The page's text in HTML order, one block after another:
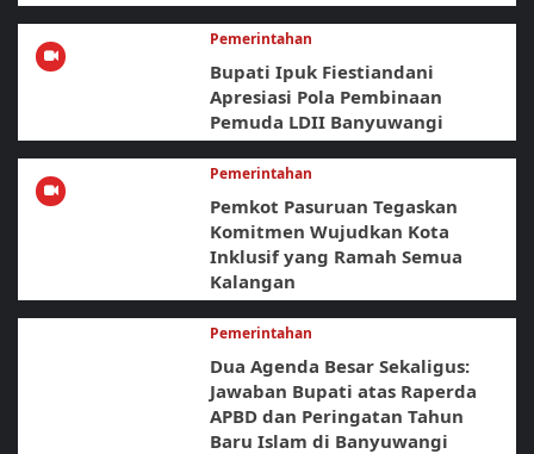
Pemerintahan
Bupati Ipuk Fiestiandani
Apresiasi Pola Pembinaan
Pemuda LDII Banyuwangi
Pemerintahan
Pemkot Pasuruan Tegaskan
Komitmen Wujudkan Kota
Inklusif yang Ramah Semua
Kalangan
Pemerintahan
Dua Agenda Besar Sekaligus:
Jawaban Bupati atas Raperda
APBD dan Peringatan Tahun
Baru Islam di Banyuwangi